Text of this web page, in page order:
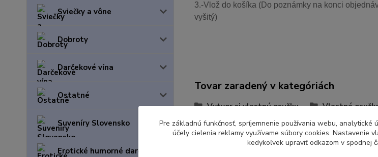
Sviečky a vône
Dobroty
Darčekové vína
Ostatné
Suveníry Slovensko
Erotické humorné darčeky
3.-Vlož do košíka (Do poznámky na konci
vyšitý)
Tovar zaradený v kategóriách
Vytvor si vlastnú osušku Vlastná
Pre základnú funkčnosť, spríjemnenie používania webu, analytické
účely cielenia reklamy využívame súbory cookies. Nastavenie
kedykoľvek upraviť odkazom v spodnej